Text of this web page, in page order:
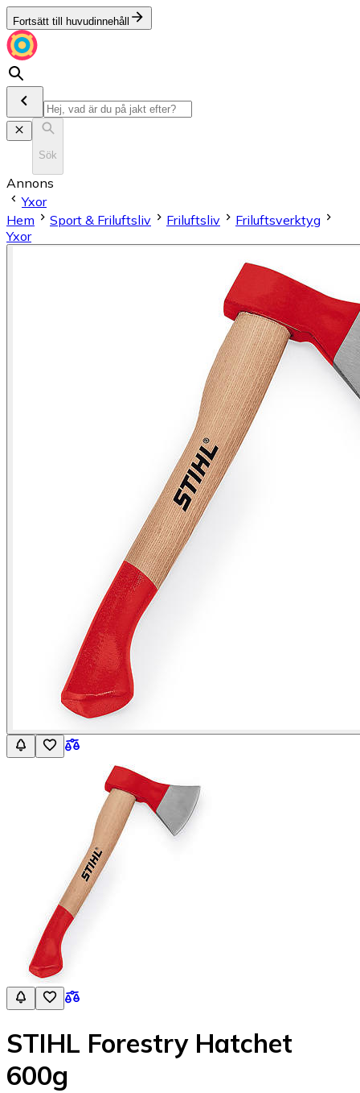
Fortsätt till huvudinnehåll
Sök
Annons
Yxor
Hem
Sport & Friluftsliv Friluftsliv
Friluftsverktyg
Yxor
STIHL Forestry Hatchet
600g